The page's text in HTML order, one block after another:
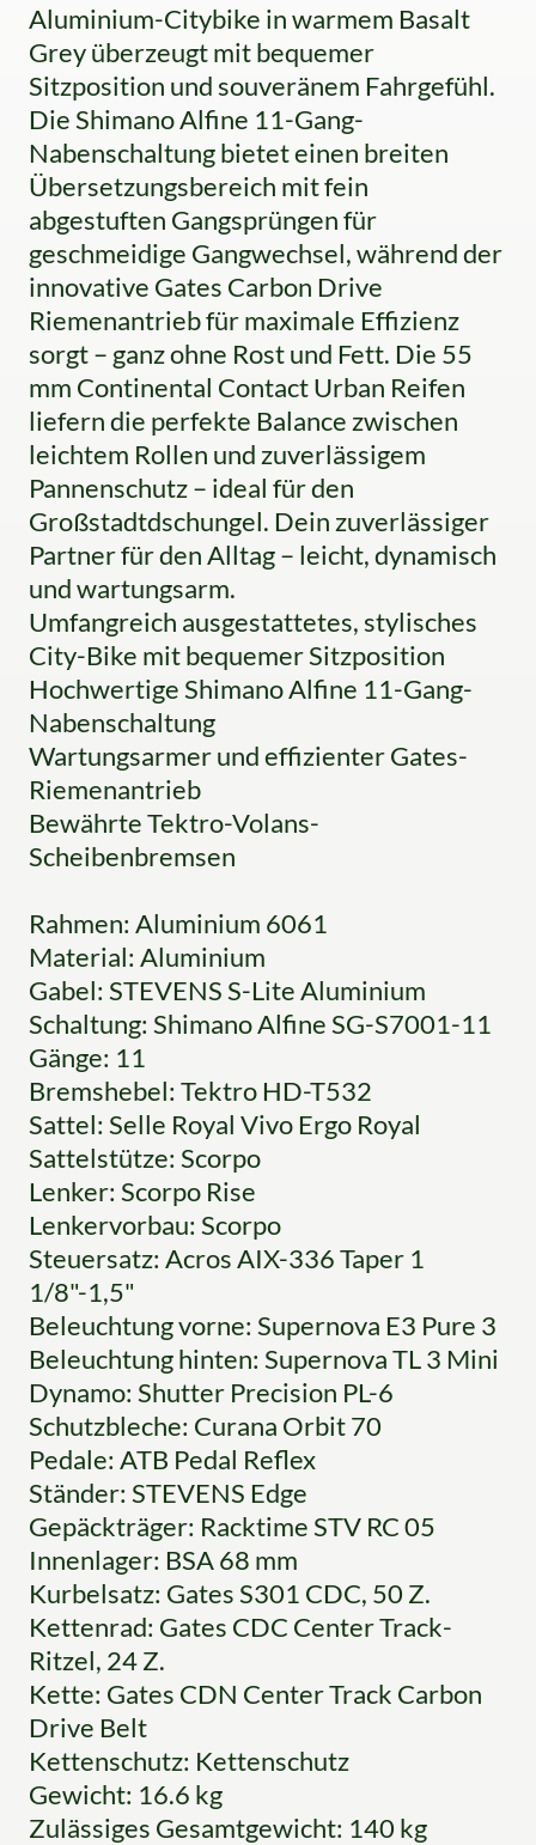
Aluminium-Citybike in warmem Basalt
Grey überzeugt mit bequemer
Sitzposition und souveränem Fahrgefühl.
Die Shimano Alfine 11-Gang-
Nabenschaltung bietet einen breiten
Übersetzungsbereich mit fein
abgestuften Gangsprüngen für
geschmeidige Gangwechsel, während der
innovative Gates Carbon Drive
Riemenantrieb für maximale Effizienz
sorgt – ganz ohne Rost und Fett. Die 55
mm Continental Contact Urban Reifen
liefern die perfekte Balance zwischen
leichtem Rollen und zuverlässigem
Pannenschutz – ideal für den
Großstadtdschungel. Dein zuverlässiger
Partner für den Alltag – leicht, dynamisch
und wartungsarm.
Umfangreich ausgestattetes, stylisches
City-Bike mit bequemer Sitzposition
Hochwertige Shimano Alfine 11-Gang-
Nabenschaltung
Wartungsarmer und effizienter Gates-
Riemenantrieb
Bewährte Tektro-Volans-
Scheibenbremsen
Rahmen: Aluminium 6061
Material: Aluminium
Gabel: STEVENS S-Lite Aluminium
Schaltung: Shimano Alfine SG-S7001-11
Gänge: 11
Bremshebel: Tektro HD-T532
Sattel: Selle Royal Vivo Ergo Royal
Sattelstütze: Scorpo
Lenker: Scorpo Rise
Lenkervorbau: Scorpo
Steuersatz: Acros AIX-336 Taper 1
1/8"-1,5"
Beleuchtung vorne: Supernova E3 Pure 3
Beleuchtung hinten: Supernova TL 3 Mini
Dynamo: Shutter Precision PL-6
Schutzbleche: Curana Orbit 70
Pedale: ATB Pedal Reflex
Ständer: STEVENS Edge
Gepäckträger: Racktime STV RC 05
Innenlager: BSA 68 mm
Kurbelsatz: Gates S301 CDC, 50 Z.
Kettenrad: Gates CDC Center Track-
Ritzel, 24 Z.
Kette: Gates CDN Center Track Carbon
Drive Belt
Kettenschutz: Kettenschutz
Gewicht: 16.6 kg
Zulässiges Gesamtgewicht: 140 kg